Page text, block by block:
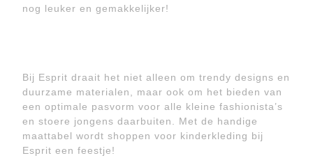
nog leuker en gemakkelijker!
Bij Esprit draait het niet alleen om trendy designs en
duurzame materialen, maar ook om het bieden van
een optimale pasvorm voor alle kleine fashionista’s
en stoere jongens daarbuiten. Met de handige
maattabel wordt shoppen voor kinderkleding bij
Esprit een feestje!